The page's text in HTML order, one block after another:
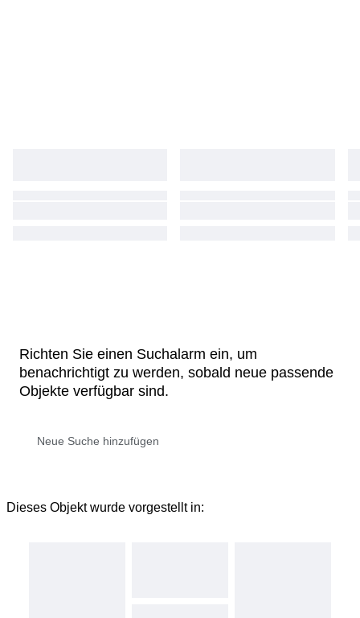
Richten Sie einen Suchalarm ein, um
benachrichtigt zu werden, sobald neue passende
Objekte verfügbar sind.
Dieses Objekt wurde vorgestellt in: